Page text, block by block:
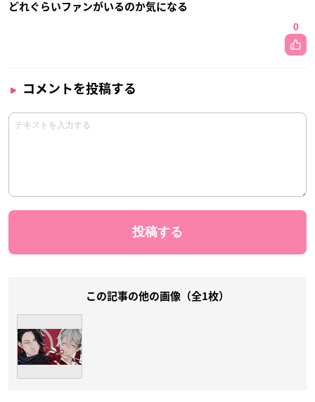
どれぐらいファンがいるのか気になる
0
コメントを投稿する
この記事の他の画像（全1枚）